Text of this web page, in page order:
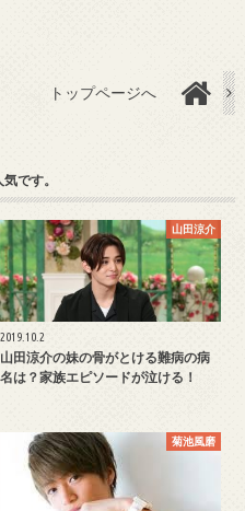
トップページへ
です。
山田涼介
2019.10.2
山田涼介の妹の骨がとける難病の病
名は？家族エピソードが泣ける！
菊池風磨